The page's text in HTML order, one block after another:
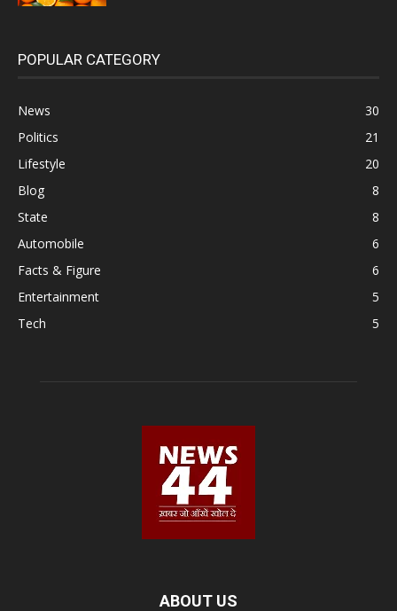
POPULAR CATEGORY
News
30
Politics
21
Lifestyle
20
Blog
8
State
8
Automobile
6
Facts & Figure
6
Entertainment
5
Tech
5
ABOUT US